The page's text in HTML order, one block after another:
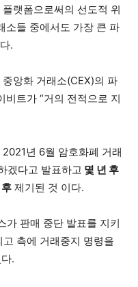
랫폼으로써의 선도적 위
소들 중에서도 가장 큰 파
.
앙화 거래소(CEX)의 파
트가 “거의 전적으로 지
년 6월 암호화폐 거래
겠다고 발표하고 몇 년 후
제기된 것 이다.
가 판매 중단 발표를 지키
측에 거래중지 명령을
.